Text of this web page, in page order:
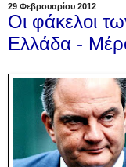
29 Φεβρουαρίου 2012
Οι φάκελοι
Ελλάδα -